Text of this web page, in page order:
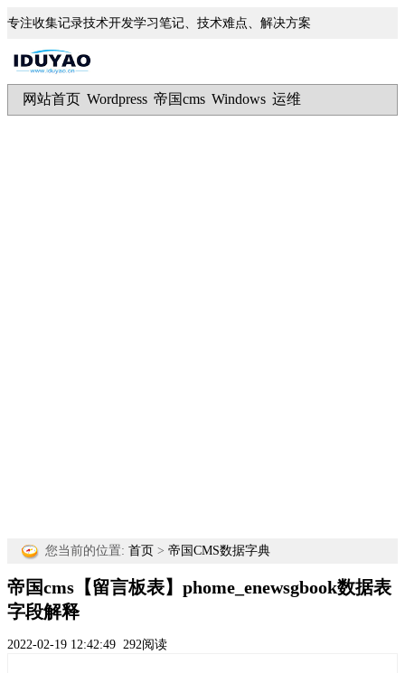
专注收集记录技术开发学习笔记、技术难点、解决方案
网站首页 Wordpress 帝国cms Windows 运维
您当前的位置: 首页 > 帝国CMS数据字典
帝国cms【留言板表】phome_enewsgbook数据表
字段解释
2022-02-19 12:42:49 292阅读